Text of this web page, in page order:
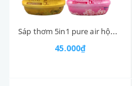
Sáp thơm 5in1 pure air hộp 180gr
45.000₫